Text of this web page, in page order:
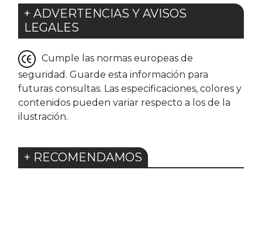
+ ADVERTENCIAS Y AVISOS
LEGALES
Cumple las normas europeas de
seguridad. Guarde esta información para
futuras consultas. Las especificaciones, colores y
contenidos pueden variar respecto a los de la
ilustración.
+ RECOMENDAMOS